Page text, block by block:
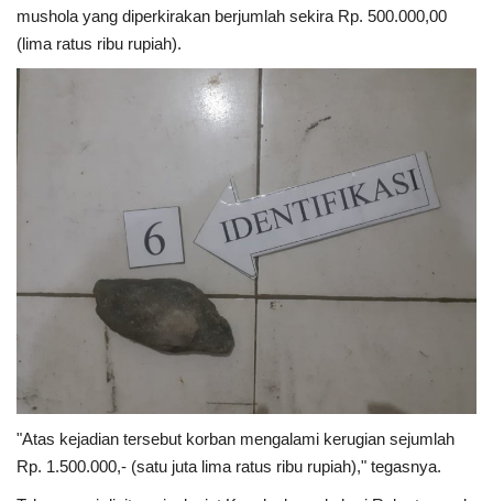
mushola yang diperkirakan berjumlah sekira Rp. 500.000,00
(lima ratus ribu rupiah).
"Atas kejadian tersebut korban mengalami kerugian sejumlah
Rp. 1.500.000,- (satu juta lima ratus ribu rupiah)," tegasnya.